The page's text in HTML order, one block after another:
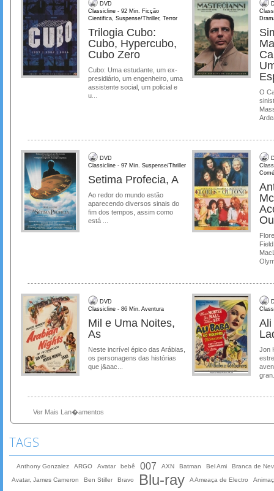
DVD
Classicline - 92 Min. Ficção
Cientifica, Suspense/Thriller, Terror
Trilogia Cubo:
Cubo, Hypercubo,
Cubo Zero
Cubo: Uma estudante, um ex-
presidiário, um engenheiro, uma
assistente social, um policial e
u...
O
DVD
Classicline - 97 Min. Suspense/Thriller
Setima Profecia, A
Ao redor do mundo estão
aparecendo diversos sinais do
fim dos tempos, assim como
está ...
DVD
Classicline - 86 Min. Aventura
Mil e Uma Noites,
As
Neste incrível épico das Arábias,
os personagens das histórias
que j&aac...
Ali
Jon
Ver Mais Lan�amentos
TAGS
Anthony Gonzalez ARGO Avatar bebê 007 AXN Batman Bel Ami
Branca de
Avatar, James Cameron
Ben Stiller Bravo Blu-ray A Ameaça de Electro